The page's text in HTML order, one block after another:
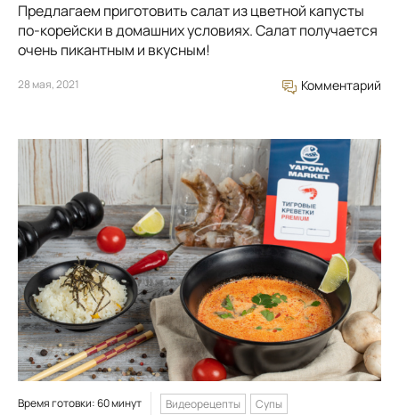
Предлагаем приготовить салат из цветной капусты
по-корейски в домашних условиях. Салат получается
очень пикантным и вкусным!
28 мая, 2021 Комментарий
Время готовки: 60 минут Видеорецепты Супы